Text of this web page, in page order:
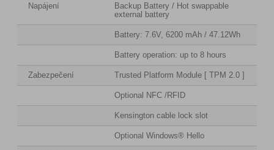
Napájení
Backup Battery / Hot swappable
external battery
Battery: 7.6V, 6200 mAh / 47.12Wh
Battery operation: up to 8 hours
Zabezpečení Trusted Platform Module [ TPM 2.0 ]
Optional NFC /RFID
Kensington cable lock slot
Optional Windows® Hello